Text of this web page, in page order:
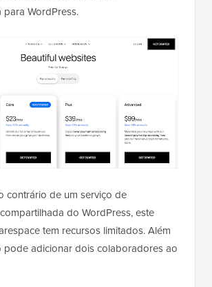
WordPress.
contrário de um serviço de
do WordPress, este
tem recursos limitados. Além
pode adicionar dois colaboradores ao